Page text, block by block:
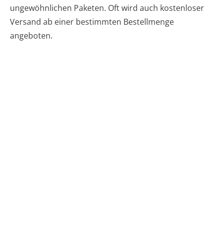
ungewöhnlichen Paketen. Oft wird auch kostenloser
Versand ab einer bestimmten Bestellmenge
angeboten.